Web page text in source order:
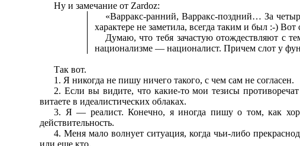
Ну и замечание от Zardoz:
«Варракс-ранний, Варракс-поздний… За
характере не заметила, всегда таким и был :-)
Думаю, что тебя зачастую отождествляют с
национализме — националист. Причем слот у
Так вот.
1. Я никогда не пишу ничего такого, с чем сам не согласен.
2. Если вы видите, что какие-то мои тезисы
витаете в идеалистических облаках.
3. Я — реалист. Конечно, я иногда пишу о том, как
действительность.
4. Меня мало волнует ситуация, когда чьи-либо